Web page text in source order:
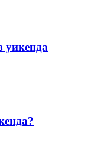
уикенда